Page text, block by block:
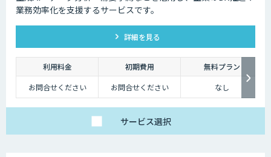
・24時間365日対応できる
チャットボットを導入することで得られる最大のメリットは、24時間365
日対応できるという点です。スマートフォンの普及に伴い、ユーザーはい
つでもインターネット検索を行えるようになりました。そのため現在は、
深夜に「この商品についてもっと詳しく知りたい」と思い立つケースも少
なくないのです。
そのような場合に、チャットボットを設置しておけば、ユーザーの疑問を
解消することができるため、顧客満足度向上にもつなげていくことができ
ます。低コストで問い合わせ対応の環境を整えられるという点は大きなメ
業務効率化を支援するサービスです。
詳細を見る
利用料金 初期費用
無料プラン
お問合せください
お問合せください なし
サービス選択